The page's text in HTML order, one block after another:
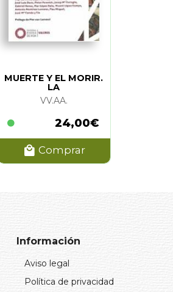
MUERTE Y EL MORIR.
LA
VV.AA.
24,00€
Comprar
Información
Aviso legal
Política de privacidad